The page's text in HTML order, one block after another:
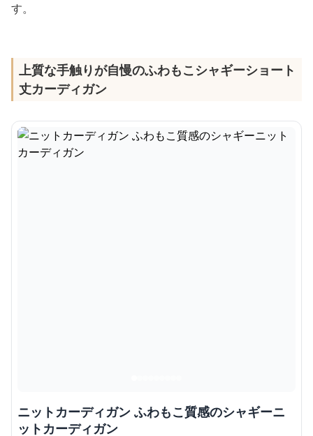
す。
上質な手触りが自慢のふわもこシャギーショート
丈カーディガン
ニットカーディガン ふわもこ質感のシャギーニ
ットカーディガン